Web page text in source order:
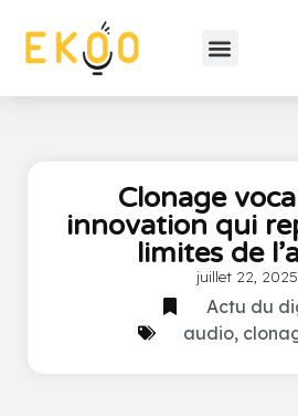
Clonage
innovation qui
limites de
juillet 22, 2025
Actu du
audio,